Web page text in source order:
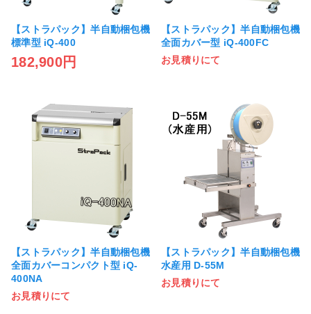
【ストラパック】半自動梱包機
標準型 iQ-400
182,900円
【ストラパック】半自動梱包機
全面カバー型 iQ-400FC
お見積りにて
【ストラパック】半自動梱包機
全面カバーコンパクト型 iQ-
400NA
お見積りにて
【ストラパック】半自動梱包機
水産用 D-55M
お見積りにて